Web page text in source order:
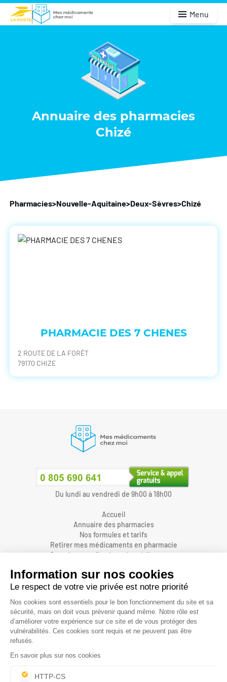
Menu
Annuaire des pharmacies
Chizé
Pharmacies>Nouvelle-Aquitaine>Deux-Sèvres>Chizé
PHARMACIE DES 7 CHENES
2 ROUTE DE LA FORÊT
79170 CHIZE
Du lundi au vendredi de 9h00 à 18h00
Accueil
Annuaire des pharmacies
Nos formules et tarifs
Retirer mes médicaments en pharmacie
Organiser une livraison de médicaments
Accès pharmaciens
Accès aidants
Aide et FAQ
Nous contacter
Accessibilité
Mentions légales
Protection des données personnelles